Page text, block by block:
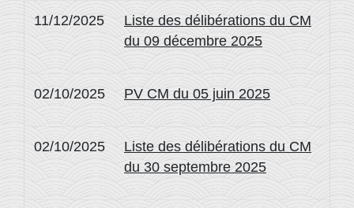
11/12/2025
Liste des délibérations du CM
du 09 décembre 2025
02/10/2025 PV CM du 05 juin 2025
02/10/2025
Liste des délibérations du CM
du 30 septembre 2025